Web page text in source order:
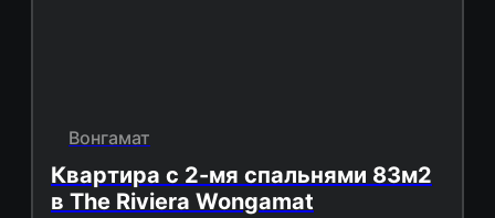
Вонгамат
Квартира с 2-мя спальнями 83м2
в The Riviera Wongamat